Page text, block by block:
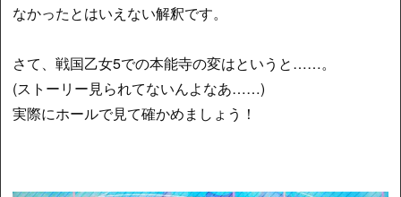
なかったとはいえない解釈です。
さて、戦国乙女5での本能寺の変はというと……。
(ストーリー見られてないんよなあ……)
実際にホールで見て確かめましょう！